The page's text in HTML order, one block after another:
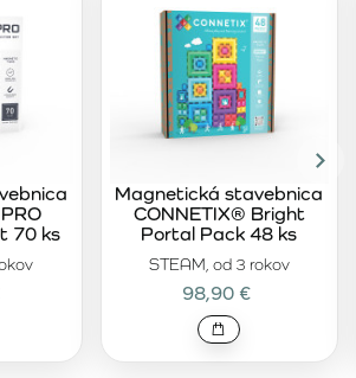
70 ks
STEAM, od 3 rokov
Magnetická stavebnica
CONNETIX® Bright
Portal Pack 48 ks
98,90 €